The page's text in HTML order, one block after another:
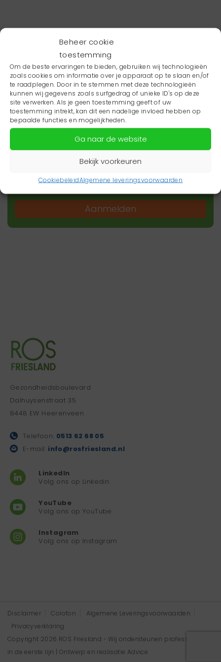
Beheer cookie
toestemming
Om de beste ervaringen te bieden, gebruiken wij technologieën
zoals cookies om informatie over je apparaat op te slaan en/of
te raadplegen. Door in te stemmen met deze technologieën
kunnen wij gegevens zoals surfgedrag of unieke ID's op deze
site verwerken. Als je geen toestemming geeft of uw
toestemming intrekt, kan dit een nadelige invloed hebben op
bepaalde functies en mogelijkheden.
Ga naar de website
Bekijk voorkeuren
CookiebeleidAlgemene leveringsvoorwaarden
Wil je niets missen?
Wil je op de hoogte blijven van het laatste
zorgnieuws in jouw regio? Schrijf je dan in voor
onze nieuwsbrief.
Aanmelden
Gezondheidsboulevard
Dalhuysenstraat 35
8448 EW Heerenveen
Telefoon: 0513 62 68 05
E-mail: info@rosfriesland.nl
LinkedIn
Volg ons op Linkedin
YouTube
Volg ons op YouTube
Instagram
Volg ons op Instagram
Disclaimer Colofon
Algemene Leveringsvoorwaarden
Privacyverklaring
Copyright 2026 ROS Friesland - Wij ondersteunen professionals
in de eerste lijn | Ontwerp en realisatie Advice